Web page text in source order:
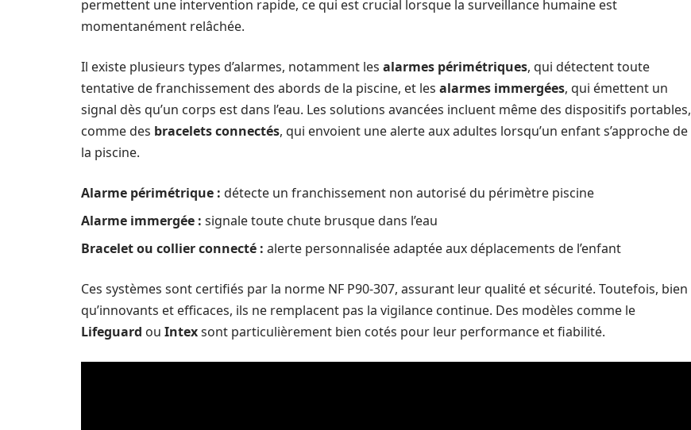
permettent une intervention rapide, ce qui est crucial lorsque la surveillance humaine est
momentanément relâchée.
Il existe plusieurs types d’alarmes, notamment les alarmes périmétriques, qui détectent toute
tentative de franchissement des abords de la piscine, et les alarmes immergées, qui émettent un
signal dès qu’un corps est dans l’eau. Les solutions avancées incluent même des dispositifs portables,
comme des bracelets connectés, qui envoient une alerte aux adultes lorsqu’un enfant s’approche de
la piscine.
Alarme périmétrique : détecte un franchissement non autorisé du périmètre piscine
Alarme immergée : signale toute chute brusque dans l’eau
Bracelet ou collier connecté : alerte personnalisée adaptée aux déplacements de l’enfant
Ces systèmes sont certifiés par la norme NF P90-307, assurant leur qualité et sécurité. Toutefois, bien
qu’innovants et efficaces, ils ne remplacent pas la vigilance continue. Des modèles comme le
Lifeguard ou Intexsont particulièrement bien cotés pour leur performance et fiabilité.